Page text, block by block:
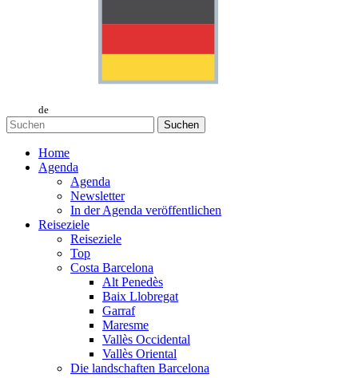
de
Suchen
Home
Agenda
Agenda
Newsletter
In der Agenda veröffentlichen
Reiseziele
Reiseziele
Top
Costa Barcelona
Alt Penedès
Baix Llobregat
Garraf
Maresme
Vallès Occidental
Vallès Oriental
Die landschaften Barcelona